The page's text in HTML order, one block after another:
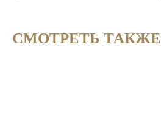
СМОТРЕТЬ ТАКЖЕ